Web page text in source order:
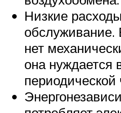
Низкие
обслуживание.
нет
она нуждается
периодической